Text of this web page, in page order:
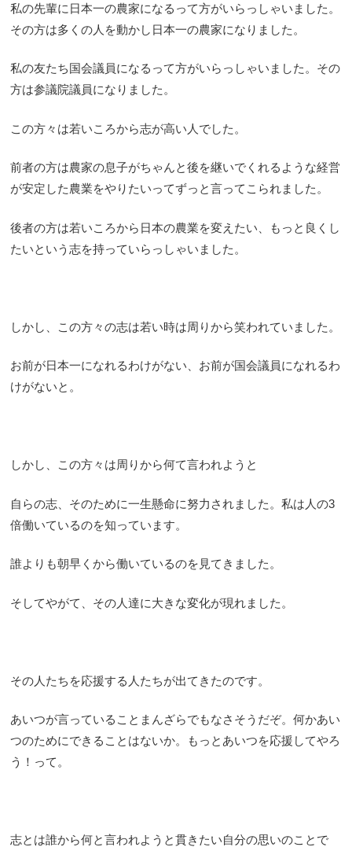
私の先輩に日本一の農家になるって方がいらっしゃいました。
その方は多くの人を動かし日本一の農家になりました。
私の友たち国会議員になるって方がいらっしゃいました。その
方は参議院議員になりました。
この方々は若いころから志が高い人でした。
前者の方は農家の息子がちゃんと後を継いでくれるような経営
が安定した農業をやりたいってずっと言ってこられました。
後者の方は若いころから日本の農業を変えたい、もっと良くし
たいという志を持っていらっしゃいました。
しかし、この方々の志は若い時は周りから笑われていました。
お前が日本一になれるわけがない、お前が国会議員になれるわ
けがないと。
しかし、この方々は周りから何て言われようと
自らの志、そのために一生懸命に努力されました。私は人の3
倍働いているのを知っています。
誰よりも朝早くから働いているのを見てきました。
そしてやがて、その人達に大きな変化が現れました。
その人たちを応援する人たちが出てきたのです。
あいつが言っていることまんざらでもなさそうだぞ。何かあい
つのためにできることはないか。もっとあいつを応援してやろ
う！って。
志とは誰から何と言われようと貫きたい自分の思いのことで